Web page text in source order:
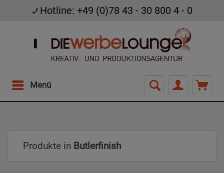
Hotline: +49 (0)78 43 - 30 800 4 - 0
Menü
Produkte in Butlerfinish